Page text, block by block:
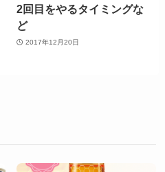
2回目をやるタイミングな
ど
2017年12月20日